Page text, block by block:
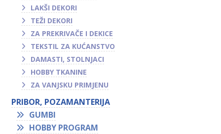
LAKŠI DEKORI
TEŽI DEKORI
ZA PREKRIVAČE I DEKICE
TEKSTIL ZA KUĆANSTVO
DAMASTI, STOLNJACI
HOBBY TKANINE
ZA VANJSKU PRIMJENU
PRIBOR, POZAMANTERIJA
GUMBI
HOBBY PROGRAM